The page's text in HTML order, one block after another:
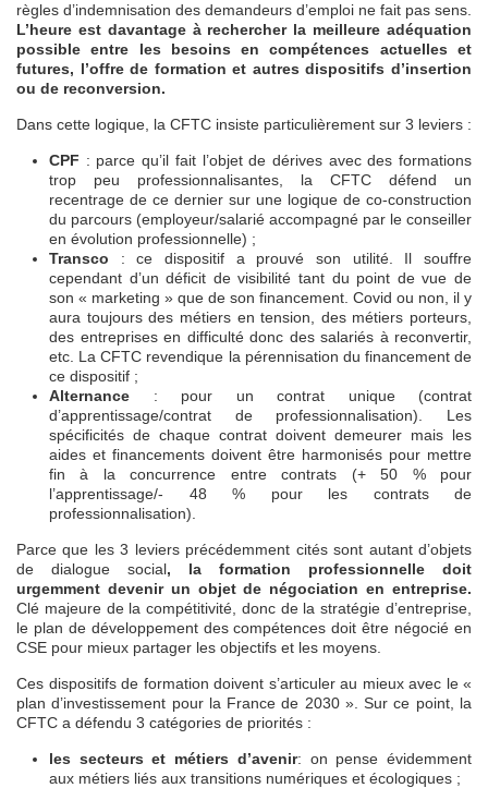
règles d’indemnisation des demandeurs d’emploi ne fait pas sens.
L’heure est davantage à rechercher la meilleure adéquation
possible entre les besoins en compétences actuelles et
futures, l’offre de formation et autres dispositifs d’insertion
ou de reconversion.
Dans cette logique, la CFTC insiste particulièrement sur 3 leviers :
CPF : parce qu’il fait l’objet de dérives avec des formations
trop peu professionnalisantes, la CFTC défend un
recentrage de ce dernier sur une logique de co-construction
du parcours (employeur/salarié accompagné par le conseiller
en évolution professionnelle) ;
Transco : ce dispositif a prouvé son utilité. Il souffre
cependant d’un déficit de visibilité tant du point de vue de
son « marketing » que de son financement. Covid ou non, il y
aura toujours des métiers en tension, des métiers porteurs,
des entreprises en difficulté donc des salariés à reconvertir,
etc. La CFTC revendique la pérennisation du financement de
ce dispositif ;
Alternance : pour un contrat unique (contrat
d’apprentissage/contrat de professionnalisation). Les
spécificités de chaque contrat doivent demeurer mais les
aides et financements doivent être harmonisés pour mettre
fin à la concurrence entre contrats (+ 50 % pour
l’apprentissage/- 48 % pour les contrats de
professionnalisation).
Parce que les 3 leviers précédemment cités sont autant d’objets
de dialogue social, la formation professionnelle doit
urgemment devenir un objet de négociation en entreprise.
Clé majeure de la compétitivité, donc de la stratégie d’entreprise,
le plan de développement des compétences doit être négocié en
CSE pour mieux partager les objectifs et les moyens.
Ces dispositifs de formation doivent s’articuler au mieux avec le «
plan d’investissement pour la France de 2030 ». Sur ce point, la
CFTC a défendu 3 catégories de priorités :
les secteurs et métiers d’avenir: on pense évidemment
aux métiers liés aux transitions numériques et écologiques ;